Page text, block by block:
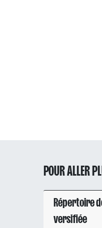
POUR ALLER
Répertoire
versifiée